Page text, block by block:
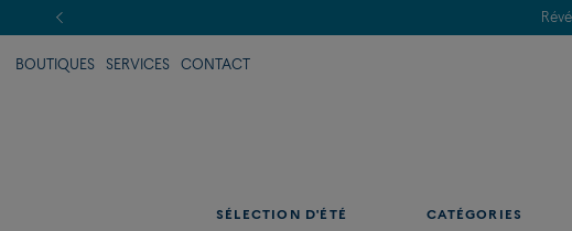
BOUTIQUES SERVICES CONTACT
SÉLECTION D'ÉTÉ CATÉGORIES